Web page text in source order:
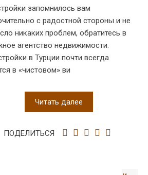
запомнилось вам
с радостной стороны и не
никаких проблем, обратитесь в
агентство недвижимости.
в Турции почти всегда
в «чистовом» ви
Читать далее
ПОДЕЛИТЬСЯ